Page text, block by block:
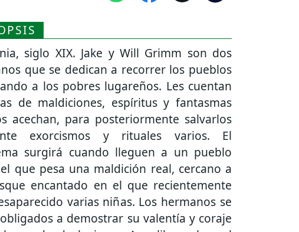
siglo XIX. Jake y Will Grimm son dos
que se dedican a recorrer los pueblos
a los pobres lugareños. Les cuentan
de maldiciones, espíritus y fantasmas
acechan, para posteriormente salvarlos
exorcismos y rituales varios. El
surgirá cuando lleguen a un pueblo
que pesa una maldición real, cercano a
encantado en el que recientemente
varias niñas. Los hermanos se
a demostrar su valentía y coraje